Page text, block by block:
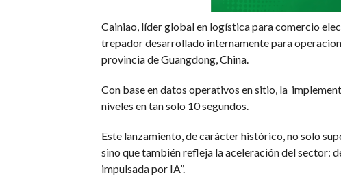
Cainiao, líder global en logística para comercio
trepador desarrollado internamente para
provincia de Guangdong, China.
Con base en datos operativos en sitio, la
niveles en tan solo 10 segundos.
Este lanzamiento, de carácter histórico, no solo
sino que también refleja la aceleración del sector:
impulsada por IA”.